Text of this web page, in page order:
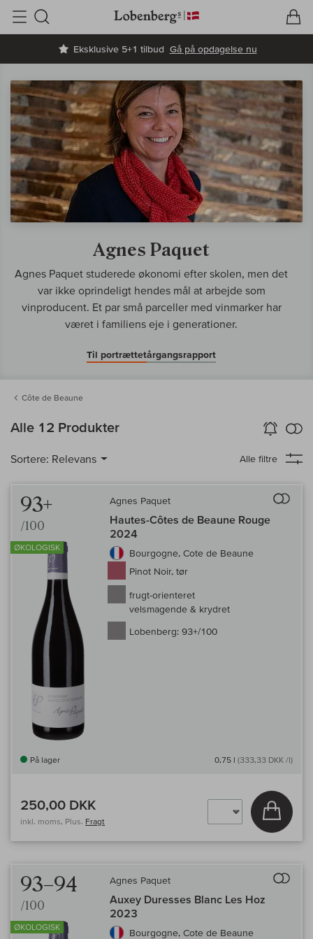
Eksklusive 5+1 tilbud Gå på opdagelse nu
Søg
Agnes Paquet
Agnes Paquet studerede økonomi efter skolen, men det
var ikke oprindeligt hendes mål at arbejde som
vinproducent. Et par små parceller med vinmarker har
været i familiens eje i generationer.
Til portrættetårgangsrapport
Côte de Beaune
Alle 12 Produkter Vin-Alarm
aktiver
Sortere: Relevans Alle filtre
93+
/100
ØKOLOGISK
Agnes Paquet
Hautes-Côtes de Beaune Rouge
2024
Bourgogne, Cote de Beaune
Pinot Noir, tør
frugt-orienteret
velsmagende & krydret
Lobenberg: 93+/100
På lager 0,75 l (333,33 DKK /l)
250,00 DKK
inkl. moms, Plus. Fragt
Læg i
93–94
/100
ØKOLOGISK
Agnes Paquet
Auxey Duresses Blanc Les Hoz
2023
Bourgogne, Cote de Beaune